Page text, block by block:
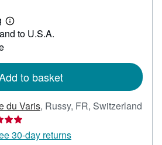
Learn
moreto U.S.A.
to basket
du Varis, Russy, FR, Switzerland
30-day returns